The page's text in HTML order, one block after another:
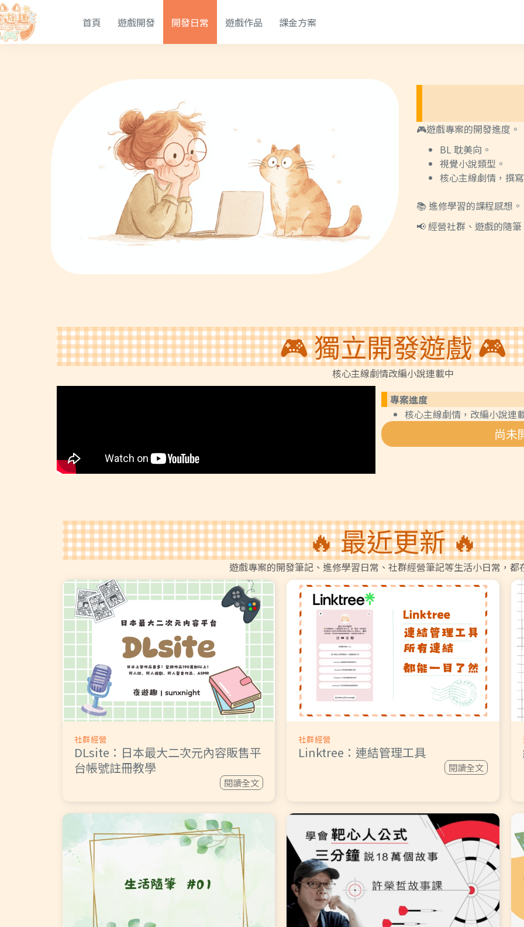
首頁 遊戲開發 開發日常 遊戲作品 課金方案
🎮遊戲專案的開發進度。
BL 耽美向。
視覺小說類型。
核心主線劇情，撰
📚 進修學習的課程感想。
📢 經營社群、遊戲的隨筆
🎮 獨立開發遊戲 🎮
核心主線劇情改編小說連載中
專案進度
核心主線劇情，改編小說連
尚未
🔥 最近更新 🔥
遊戲專案的開發筆記、進修學習日常、社群經營筆記等生活小日常，都
社群經營
DLsite：日本最大二次元內容販售平
台帳號註冊教學
閱讀全文
社群經營
Linktree：連結管理工具
閱讀全文